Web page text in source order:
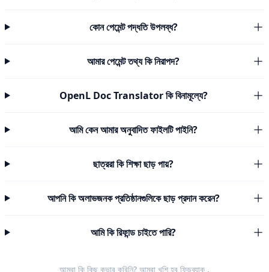
কোন পেমেন্ট পদ্ধতি উপলব্ধ?
আমার পেমেন্ট তথ্য কি নিরাপদ?
OpenL Doc Translator কি বিনামূল্যে?
আমি কেন আমার অনুবাদিত ফাইলটি পাইনি?
ছাত্ররা কি শিক্ষা ছাড় পায়?
আপনি কি অলাভজনক প্রতিষ্ঠানগুলিকে ছাড় প্রদান করেন?
আমি কি রিফান্ড চাইতে পারি?
আমরা কি কিছু কভার করিনি? আমরা খুশি হব ফিডব্যাক .